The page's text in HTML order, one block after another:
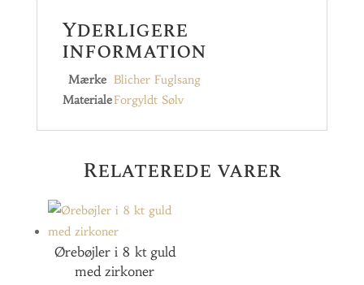
Yderligere
information
Mærke Blicher Fuglsang
MaterialeForgyldt Sølv
Relaterede varer
Ørebøjler i 8 kt guld
med zirkoner